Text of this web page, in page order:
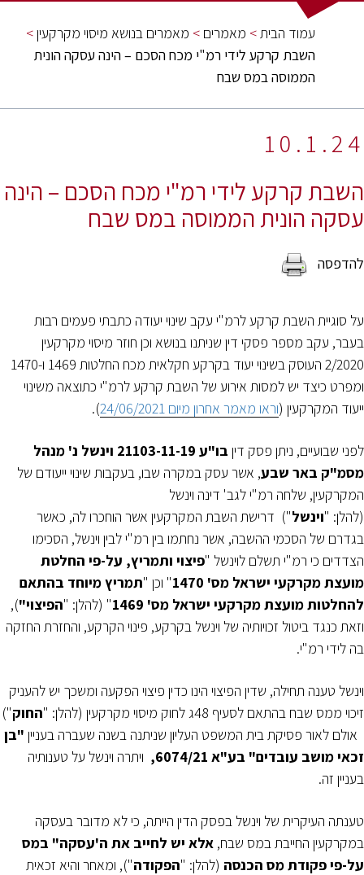
עמוד הבית> מאמרים > מאמרים בנושא מיסוי מקרקעין>
השבת קרקע לידי רמ"י מכח הסכם – הינה עסקה הונית
הממוסה במס שבח
10.1.24
השבת קרקע לידי רמ"י מכח הסכם – הינה
עסקה הונית הממוסה במס שבח
על סוגיית השבת קרקע לרמ"י עקב שינוי יעודה כתבתי פעמים רבות
בעבר, עקב מספר פסקי דין שניתנו בנושא וכן חוזר מיסוי מקרקעין
2/2020 העוסק בשינוי יעוד בקרקע חקלאית מכח החלטות 1469 ו-1470
ומפרט כיצד יש למסות אירוע של השבת קרקע לרמ"י כתוצאה משינוי
ייעוד המקרקעין (וראו מאמר אחרון מיום 24/06/2021 ).
לפני שבועיים, ניתן פסק דין
בו"ע 21103-11-19 וינשל נ' מנהל
מסמ"ק באר שבע, אשר עסק במקרה שבו, בעקבות שינוי ייעודם של
המקרקעין, שלחה רמ"י לגב' דינה וינשל
(להלן: "וינשל") דרישת השבת המקרקעין אשר הוחכרו לה, כאשר
בגדרם של הסכמי ההשבה, אשר נחתמו בין רמ"י לבין וינשל, הסכימו
הצדדים כי רמ"י תשלם לוינשל "פיצוי ותמריץ, על-פי החלטת
מועצת מקרקעי ישראל מס' 1470
" וכן "תמריץ מיוחד בהתאם
להחלטות מועצת מקרקעי ישראל מס' 1469
" (להלן: "הפיצוי"),
וזאת כנגד ביטול זכויותיה של וינשל בקרקע, פינוי הקרקע, והחזרת החזקה
בה לידי רמ"י.
וינשל טענה תחילה, שדין הפיצוי הינו כדין פיצוי הפקעה ומשכך יש להעניק
זיכוי ממס שבח בהתאם לסעיף 48ג לחוק מיסוי מקרקעין (להלן: "
החוק")
אולם לאור פסיקת בית המשפט העליון שניתנה בשנה שעברה בעניין "בן
זכאי מושב עובדים" בע"א 6074/21,
ויתרה וינשל על טענותיה
בעניין זה.
טענתה העיקרית של וינשל בפסק הדין הייתה, כי לא מדובר בעסקה
במקרקעין החייבת במס שבח, אלא יש לחייב את ה'עסקה" במס
על-פי פקודת מס הכנסה (להלן: "הפקודה"), ומאחר והיא זכאית